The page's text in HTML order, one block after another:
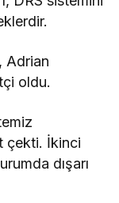
Adrian
oldu.
çekti. İkinci
dışarı